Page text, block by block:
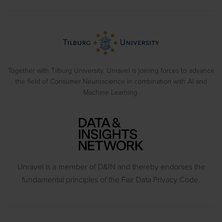
Neuromarketing Webinars
Together with Tilburg University, Unravel is joining forces to advance
the field of Consumer Neuroscience in combination with AI and
Machine Learning.
Unravel is a member of D&IN and thereby endorses the
fundamental principles of the Fair Data Privacy Code.